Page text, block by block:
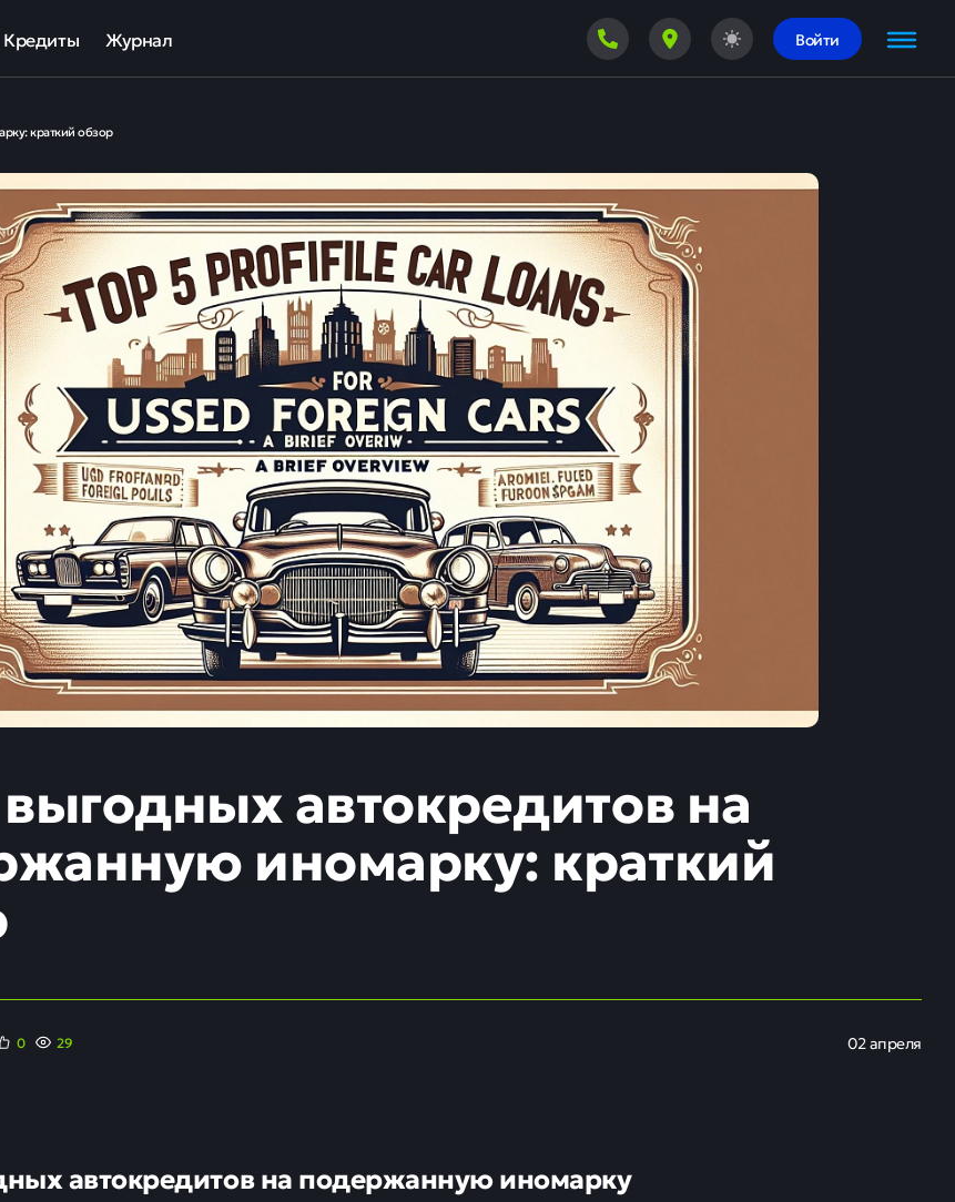
и кредиторов
кредитования для бизнеса
Кредиты
Рефинансирование кредитов
Кредит на карту
Кредиты под залог авто
Кредиты под залог недвижимости
Кредиты с плохой КИ
Кредиты без справок
Журнал Войти
краткий обзор
автокредитов на
иномарку: краткий
0 29 02 апреля
автокредитов на подержанную иномарку